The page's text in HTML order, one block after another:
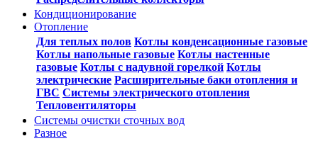
Кондиционирование
Отопление
Для теплых полов Котлы конденсационные газовые
Котлы напольные газовые Котлы настенные
газовые Котлы с надувной горелкой Котлы
электрические Расширительные баки отопления и
ГВС Системы электрического отопления
Тепловентиляторы
Системы очистки сточных вод
Разное